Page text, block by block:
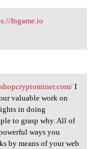
fngame.io
I
valuable work on
in doing
to grasp why. All of
ways you
by means of your web